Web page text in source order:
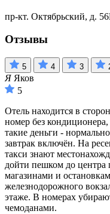
пр-кт. Октябрьский, д.
Отзывы
5 4 3
Я Яков
5
Отель находится в
номер без
такие деньги -
завтрак включён. На
такси знают
дойти пешком до центра
магазинами и
железнодорожного
этаже. В номерах
чемоданами.